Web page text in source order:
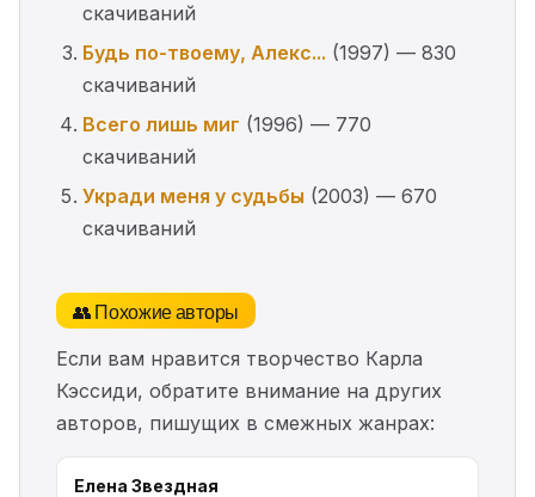
скачиваний
Будь по-твоему, Алекс... (1997) — 830
скачиваний
Всего лишь миг (1996) — 770
скачиваний
Укради меня у судьбы (2003) — 670
скачиваний
👥 Похожие авторы
Если вам нравится творчество Карла
Кэссиди, обратите внимание на других
авторов, пишущих в смежных жанрах:
Елена Звездная